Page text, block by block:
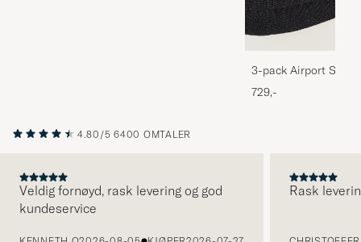
3-pack Airport
Melange
729,-
4.80/5 6400 OMTALER
Veldig fornøyd, rask levering og god
kundeservice
Rask